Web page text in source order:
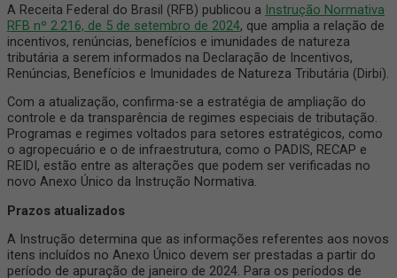
A Receita Federal do Brasil (RFB) publicou a Instrução Normativa
RFB nº 2.216, de 5 de setembro de 2024, que amplia a relação de
incentivos, renúncias, benefícios e imunidades de natureza
tributária a serem informados na Declaração de Incentivos,
Renúncias, Benefícios e Imunidades de Natureza Tributária (Dirbi).
Com a atualização, confirma-se a estratégia de ampliação do
controle e da transparência de regimes especiais de tributação.
Programas e regimes voltados para setores estratégicos, como
o agropecuário e o de infraestrutura, como o PADIS, RECAP e
REIDI, estão entre as alterações que podem ser verificadas no
novo Anexo Único da Instrução Normativa.
Prazos atualizados
A Instrução determina que as informações referentes aos novos
itens incluídos no Anexo Único devem ser prestadas a partir do
período de apuração de janeiro de 2024. Para os períodos de